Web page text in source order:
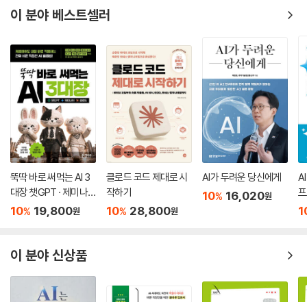
이 분야 베스트셀러
뚝딱 바로 써먹는 AI 3
대장 챗GPT · 제미나
이 · 클로드
10% 19,800원
클로드 코드 제대로 시
작하기
10% 28,800원
AI가 두려운 당신에게
10% 16,020원
이 분야 신상품